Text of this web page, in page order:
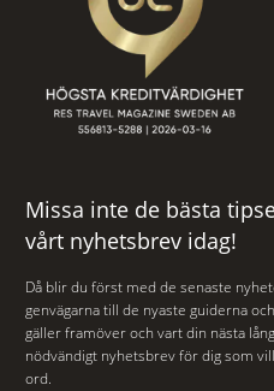
Missa inte de bästa
vårt nyhetsbrev idag!
Då blir du först med de senaste
genvägarna till de nyaste guiderna
gäller framöver och vart din nästa
nödvändigt nyhetsbrev för dig som
ord.